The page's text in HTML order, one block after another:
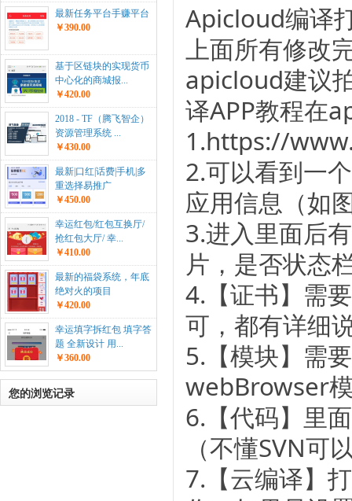
最新任务平台手赚平台
￥390.00
基于区链块的实现货币
中心化的商城报...
￥420.00
2018 - TF（腾飞智企）
资源管理系统 ...
￥430.00
最新|口红|话费|手机|多
重选择易推广
￥450.00
幸运红包/红包互换厅/
抢红包大厅/ 幸...
￥410.00
最新的福袋系统，年底
绝对火的项目
￥420.00
幸运填字拆红包 填字答
题 全新设计 用...
￥360.00
您的浏览记录
Apicloud编译
上面所有修改
apicloud建议
译APP教程在
1.https://
2.可以看到一
应用信息（如
3.进入里面后
片，是否状态
4.【证书】需
可，都有详细
5.【模块】需
webBrowser
6.【代码】里
（不懂SVN可
7.【云编译】